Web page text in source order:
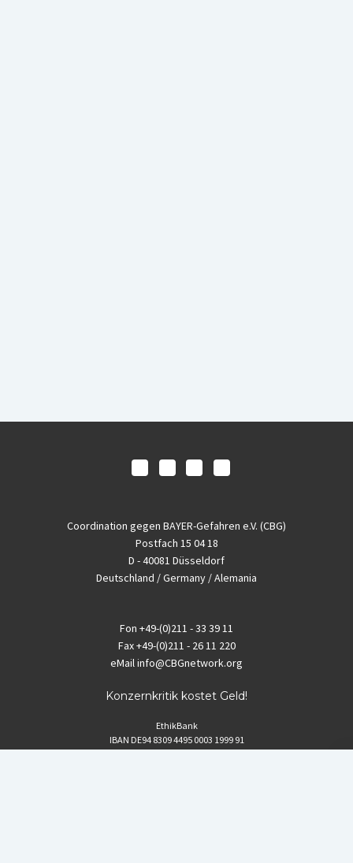
Coordination gegen BAYER-Gefahren e.V. (CBG)
Postfach 15 04 18
D - 40081 Düsseldorf
Deutschland / Germany / Alemania
Fon +49-(0)211 - 33 39 11
Fax+49-(0)211 - 26 11 220
eMailinfo@CBGnetwork.org
Konzernkritik kostet Geld!
EthikBank
IBAN DE94 8309 4495 0003 1999 91